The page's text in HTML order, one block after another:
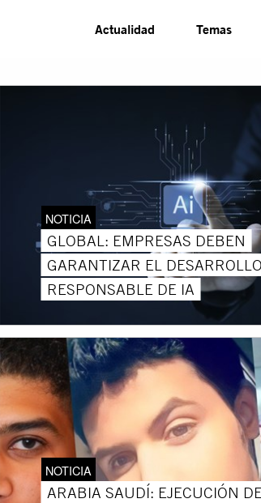
Actualidad Temas
NOTICIA
GLOBAL: EMPRESAS DEBEN
GARANTIZAR EL DESARROLLO
RESPONSABLE DE IA
NOTICIA
ARABIA SAUDÍ: EJECUCIÓN